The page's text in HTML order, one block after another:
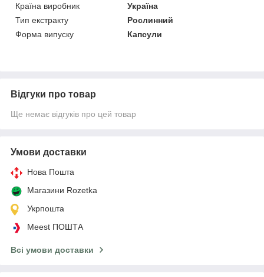
Країна виробник
Україна
Тип екстракту
Рослинний
Форма випуску
Капсули
Відгуки про товар
Ще немає відгуків про цей товар
Умови доставки
Нова Пошта
Магазини Rozetka
Укрпошта
Meest ПОШТА
Всі умови доставки